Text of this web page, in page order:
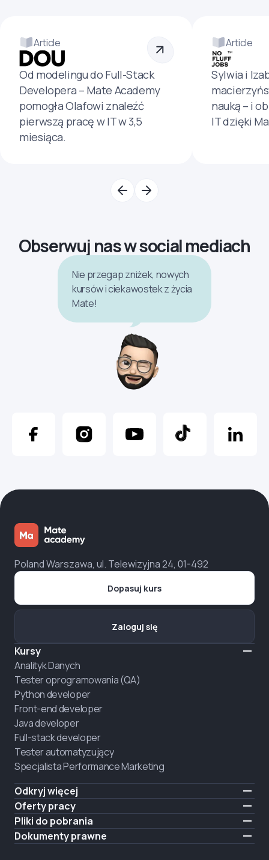
Article
Od modelingu do Full-Stack
Developera – Mate Academy
pomogła Olafowi znaleźć
pierwszą pracę w IT w 3,5
miesiąca.
Article
Sylwia i
nauką – i
IT dzięki
Obserwuj nas w social mediach
Nie przegap zniżek, nowych
kursów i ciekawostek z życia
Mate!
Poland Warszawa, ul. Telewizyjna 24, 01-492
Kursy
Analityk Danych
Tester oprogramowania (QA)
Python developer
Front-end developer
Java developer
Full-stack developer
Tester automatyzujący
Specjalista Performance Marketing
Odkryj więcej
Formaty nauczania
O nas
Ogłoszenie
Oferty pracy
Zatrudnij absolwenta
Pliki do pobrania
iOS
Dokumenty prawne
Dopasuj kurs
Zaloguj się